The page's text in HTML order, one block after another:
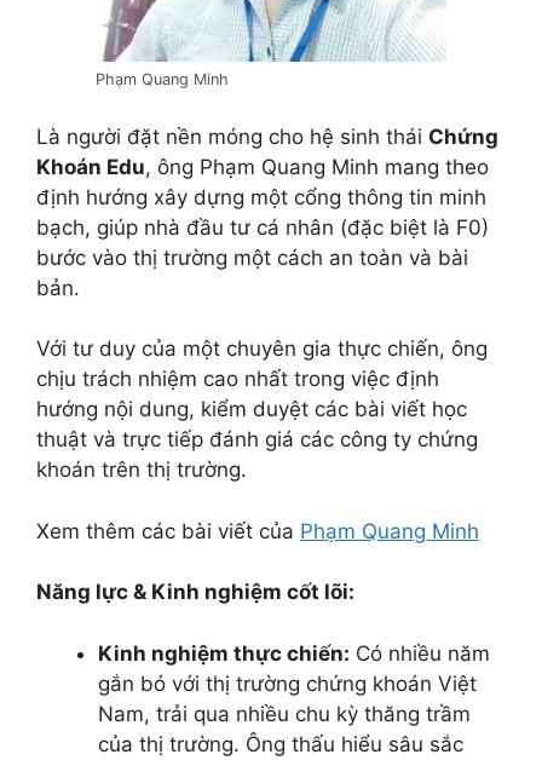
Phạm Quang Minh
Là người đặt nền móng cho hệ sinh thái Chứng
Khoán Edu, ông Phạm Quang Minh mang theo
định hướng xây dựng một cổng thông tin minh
bạch, giúp nhà đầu tư cá nhân (đặc biệt là F0)
bước vào thị trường một cách an toàn và bài
bản.
Với tư duy của một chuyên gia thực chiến, ông
chịu trách nhiệm cao nhất trong việc định
hướng nội dung, kiểm duyệt các bài viết học
thuật và trực tiếp đánh giá các công ty chứng
khoán trên thị trường.
Xem thêm các bài viết của Phạm Quang Minh
Năng lực & Kinh nghiệm cốt lõi:
Kinh nghiệm thực chiến: Có nhiều năm
gắn bó với thị trường chứng khoán Việt
Nam, trải qua nhiều chu kỳ thăng trầm
của thị trường. Ông thấu hiểu sâu sắc